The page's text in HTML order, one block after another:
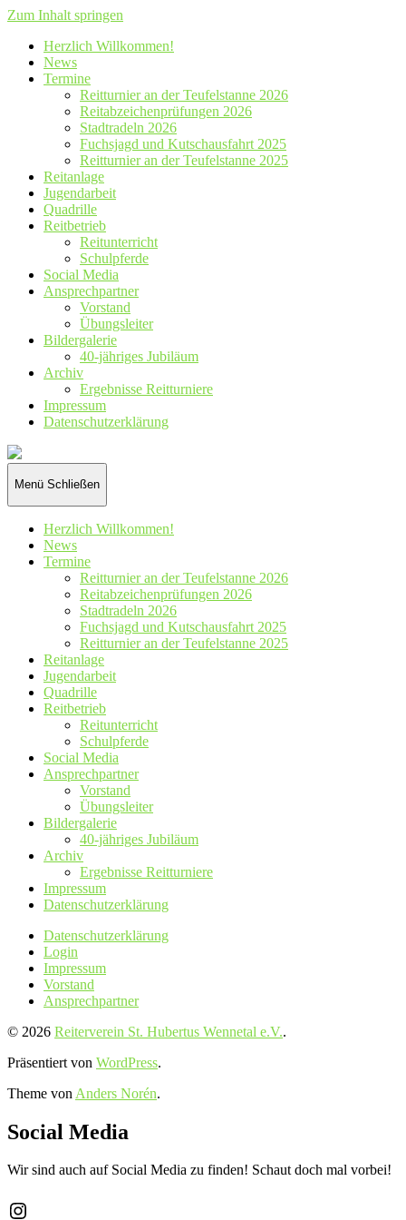
Zum Inhalt springen
Herzlich Willkommen!
News
Termine
Reitturnier an der Teufelstanne 2026
Reitabzeichenprüfungen 2026
Stadtradeln 2026
Fuchsjagd und Kutschausfahrt 2025
Reitturnier an der Teufelstanne 2025
Reitanlage
Jugendarbeit
Quadrille
Reitbetrieb
Reitunterricht
Schulpferde
Social Media
Ansprechpartner
Vorstand
Übungsleiter
Bildergalerie
40-jähriges Jubiläum
Archiv
Ergebnisse Reitturniere
Impressum
Datenschutz­erklärung
Reiterverein
St.
Hubertus
Menü Schließen
Herzlich Willkommen!
News
Termine
Reitturnier an der Teufelstanne 2026
Reitabzeichenprüfungen 2026
Stadtradeln 2026
Fuchsjagd und Kutschausfahrt 2025
Reitturnier an der Teufelstanne 2025
Reitanlage
Jugendarbeit
Quadrille
Reitbetrieb
Reitunterricht
Schulpferde
Social Media
Ansprechpartner
Vorstand
Übungsleiter
Bildergalerie
40-jähriges Jubiläum
Archiv
Ergebnisse Reitturniere
Impressum
Datenschutz­erklärung
Datenschutz­erklärung
Login
Impressum
Vorstand
Ansprechpartner
© 2026 Reiterverein St. Hubertus Wennetal e.V..
Präsentiert von WordPress.
Theme von Anders Norén.
Social Media
Wir sind auch auf Social Media zu finden! Schaut doch mal vorbei!
Instagram